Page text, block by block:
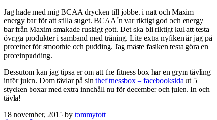
Jag hade med mig BCAA drycken till jobbet i natt och Maxim
energy bar för att stilla suget. BCAA´n var riktigt god och energy
bar från Maxim smakade ruskigt gott. Det ska bli riktigt kul att testa
övriga produkter i samband med träning. Lite extra nyfiken är jag på
proteinet för smoothie och pudding. Jag måste fasiken testa göra en
proteinpudding.
Dessutom kan jag tipsa er om att the fitness box har en grym tävling
inför julen. Dom tävlar på sin thefitnessbox – facebooksida ut 5
stycken boxar med extra innehåll nu för december och julen. In och
tävla!
18 november, 2015 by tommytott